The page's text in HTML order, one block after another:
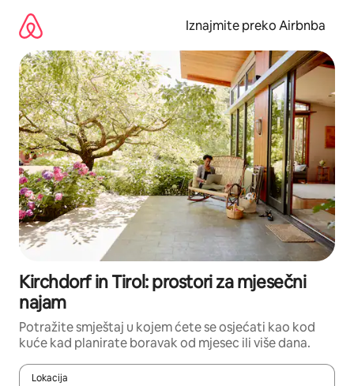
sadržaj
Iznajmite preko Airbnba
Kirchdorf in Tirol: prostori za mjesečni
najam
Potražite smještaj u kojem ćete se osjećati kao kod
kuće kad planirate boravak od mjesec ili više dana.
Lokacija